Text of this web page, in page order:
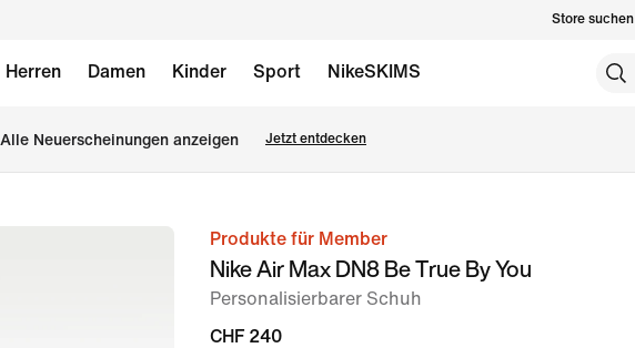
Store suchen
Herren Damen Kinder Sport NikeSKIMS
Alle Neuerscheinungen anzeigen Jetzt entdecken
Bild 1Produkte für Member
Nike Air Max DN8 Be True By You
Personalisierbarer Schuh
CHF 240